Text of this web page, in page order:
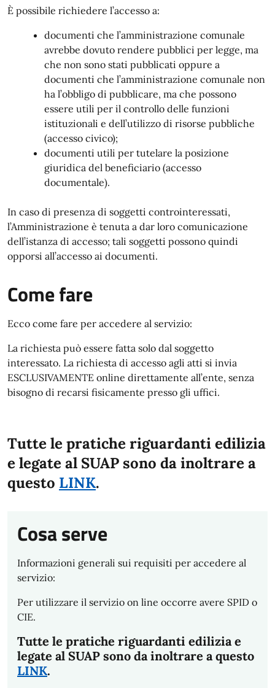
È possibile richiedere l’accesso a:
documenti che l’amministrazione comunale
avrebbe dovuto rendere pubblici per legge, ma
che non sono stati pubblicati oppure a
documenti che l’amministrazione comunale non
ha l’obbligo di pubblicare, ma che possono
essere utili per il controllo delle funzioni
istituzionali e dell’utilizzo di risorse pubbliche
(accesso civico);
documenti utili per tutelare la posizione
giuridica del beneficiario (accesso
documentale).
In caso di presenza di soggetti controinteressati,
l’Amministrazione è tenuta a dar loro comunicazione
dell’istanza di accesso; tali soggetti possono quindi
opporsi all’accesso ai documenti.
Come fare
Ecco come fare per accedere al servizio:
La richiesta può essere fatta solo dal soggetto
interessato. La richiesta di accesso agli atti si invia
ESCLUSIVAMENTE online direttamente all’ente, senza
bisogno di recarsi fisicamente presso gli uffici.
Tutte le pratiche riguardanti edilizia
e legate al SUAP sono da inoltrare a
questo LINK.
Cosa serve
Informazioni generali sui requisiti per accedere al
servizio:
Per utilizzare il servizio on line occorre avere SPID o
CIE.
Tutte le pratiche riguardanti edilizia e
legate al SUAP sono da inoltrare a questo
LINK.